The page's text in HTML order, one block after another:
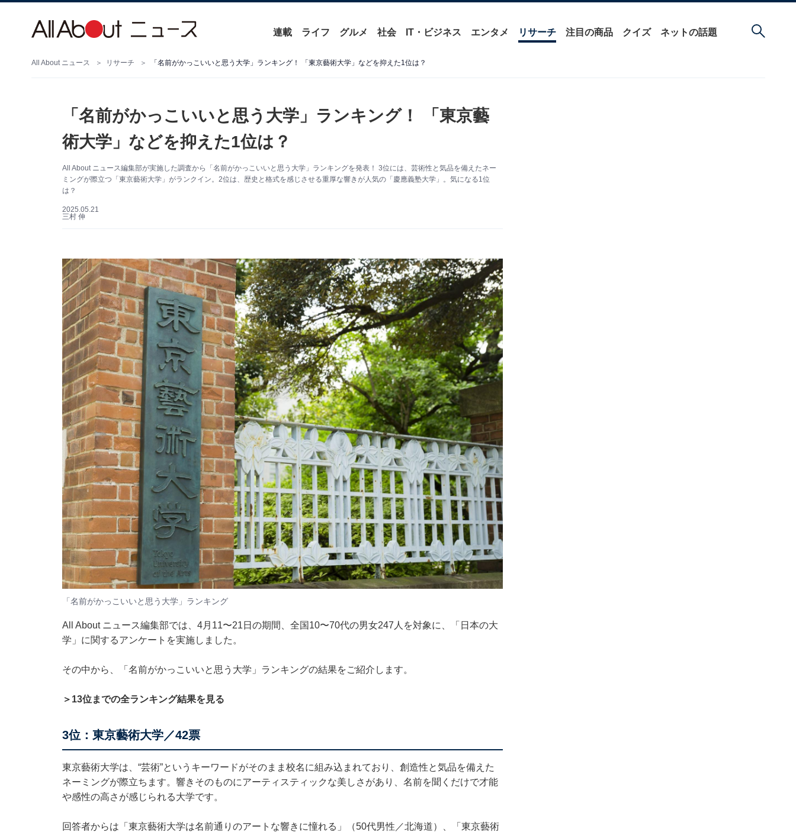
連載 ライフ グルメ 社会 IT・ビジネス エンタメ リサーチ 注目の商品 クイズ ネットの話題
All About ニュース リサーチ 「名前がかっこいいと思う大学」ランキング！ 「東京藝術大学」などを抑えた1位は？
「名前がかっこいいと思う大学」ランキング！ 「東京藝
術大学」などを抑えた1位は？
All About ニュース編集部が実施した調査から「名前がかっこいいと思う大学」ランキングを発表！ 3位には、芸術性と気品を備えたネー
ミングが際立つ「東京藝術大学」がランクイン。2位は、歴史と格式を感じさせる重厚な響きが人気の「慶應義塾大学」。気になる1位
は？
2025.05.21
三村 伸
「名前がかっこいいと思う大学」ランキング
All About ニュース編集部では、4月11〜21日の期間、全国10〜70代の男女247人を対象に、「日本の大
学」に関するアンケートを実施しました。
その中から、「名前がかっこいいと思う大学」ランキングの結果をご紹介します。
＞13位までの全ランキング結果を見る
3位：東京藝術大学／42票
東京藝術大学は、“芸術”というキーワードがそのまま校名に組み込まれており、創造性と気品を備えた
ネーミングが際立ちます。響きそのものにアーティスティックな美しさがあり、名前を聞くだけで才能
や感性の高さが感じられる大学です。
回答者からは「東京藝術大学は名前通りのアートな響きに憧れる」（50代男性／北海道）、「東京藝術